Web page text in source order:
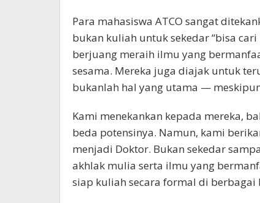
Para mahasiswa ATCO sangat
bukan kuliah untuk sekedar “bisa
berjuang meraih ilmu yang
sesama. Mereka juga diajak untuk
bukanlah hal yang utama —
Kami menekankan kepada mereka,
beda potensinya. Namun, kami
menjadi Doktor. Bukan sekedar
akhlak mulia serta ilmu yang
siap kuliah secara formal di